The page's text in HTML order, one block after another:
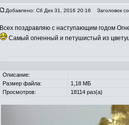
Добавлено: Сб Дек 31, 2016 20:16 Заголовок
Всех поздравляю с наступающим годом
Самый огненный и петушистый из
Описание:
Размер файла:
1,18 МБ
Просмотров:
18114 раз(а)